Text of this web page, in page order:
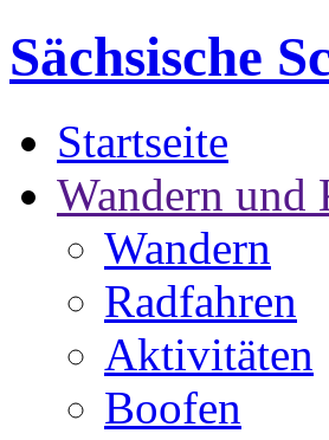
Sächsische
Startseite
Wandern und
Wandern
Radfahren
Aktivitäten
Boofen